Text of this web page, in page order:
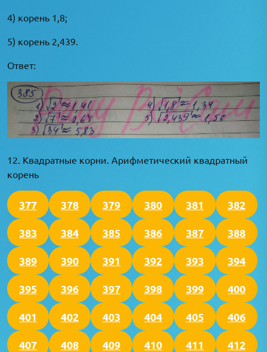
4) корень 1,8;
5) корень 2,439.
Ответ:
12. Квадратные корни. Арифметический квадратный
корень
377 378 379 380 381 382
383 384 385 386 387 388
389 390 391 392 393 394
395 396 397 398 399 400
401 402 403 404 405 406
407 408 409 410 411 412